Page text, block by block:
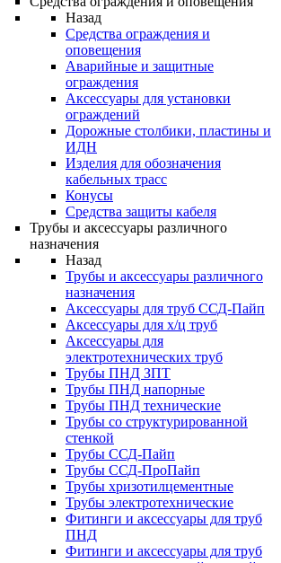
Назад
Средства ограждения и
оповещения
Аварийные и защитные
ограждения
Аксессуары для установки
ограждений
Дорожные столбики, пластины и
ИДН
Изделия для обозначения
кабельных трасс
Конусы
Средства защиты кабеля
Трубы и аксессуары различного
назначения
Назад
Трубы и аксессуары различного
назначения
Аксессуары для труб ССД-Пайп
Аксессуары для х/ц труб
Аксессуары для
электротехнических труб
Трубы ПНД ЗПТ
Трубы ПНД напорные
Трубы ПНД технические
Трубы со структурированной
стенкой
Трубы ССД-Пайп
Трубы ССД-ПроПайп
Трубы хризотилцементные
Трубы электротехнические
Фитинги и аксессуары для труб
ПНД
Фитинги и аксессуары для труб